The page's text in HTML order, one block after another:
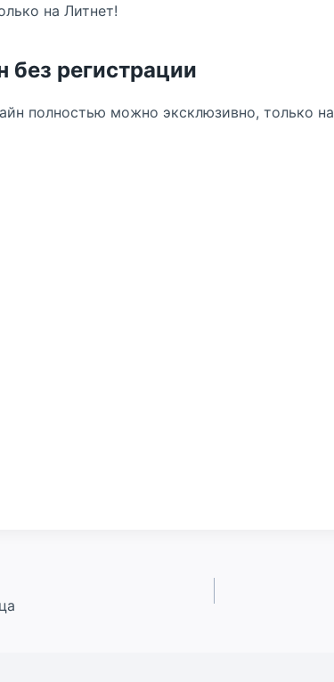
на Литнет!
без регистрации
полностью можно эксклюзивно, только на